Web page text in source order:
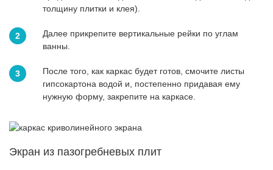
толщину плитки и клея).
Далее прикрепите вертикальные рейки по углам
ванны.
После того, как каркас будет готов, смочите листы
гипсокартона водой и, постепенно придавая ему
нужную форму, закрепите на каркасе.
Экран из пазогребневых плит